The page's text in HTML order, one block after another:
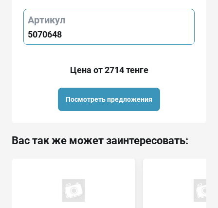
Артикул
5070648
Цена от 2714 тенге
Посмотреть предложения
Вас так же может заинтересовать: